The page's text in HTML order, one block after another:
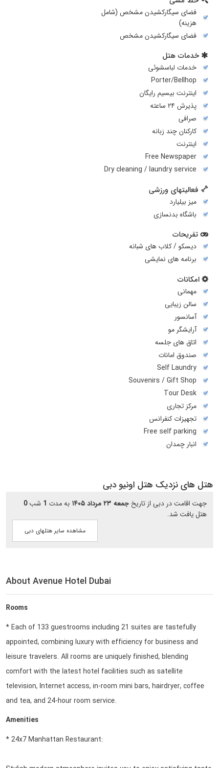
فضای سیگارکشیدن مشخص (شامل
هزینه)
فضای سیگارکشیدن مشخص
خدمات هتل
خدمات لباسشوئی
Porter/Bellhop
اینترنت بیسیم رایگان
پذیرش ۲۴ ساعته
صرافی
کارکنان چند زبانه
اینترنت
Free Newspaper
Dry cleaning / laundry service
فعالیتهای ورزشی
میز بیلیارد
باشگاه بدنسازی
تفریحات
دیسکو / کلاب های شبانه
برنامه های نمایشی
امکانات
مهمانی
سالن زیبایی
آسانسور
آرایشگر مو
اتاق های جلسه
صندوق امانات
Self Laundry
Souvenirs / Gift Shop
Tour Desk
مرکز تجاری
تجهیزات کنفرانس
Free self parking
انبار چمدان
هتل های نزدیک هتل اونیو دبی
جهت اقامت در دبی از تاریخ جمعه ۲۳ مرداد ۱۴۰۵ به مدت 1 شب0
هتل یافت شد.
مشاهده سایر هتلهای دبی
About Avenue Hotel Dubai
Rooms
* Each of 133 guestrooms including 21 suites are tastefully
appointed, combining luxury with efficiency for business and
leisure travelers. All rooms are uniquely finished, blending
comfort with the latest hotel facilities such as satellite
television, Internet access, in-room mini bars, hairdryer, coffee
and tea, and 24-hour room service.
Amenities
* 24x7 Manhattan Restaurant: